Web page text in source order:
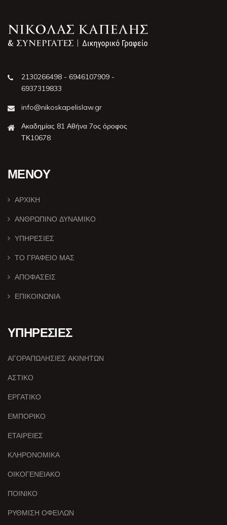
2130266498 - 6946107909 -
6937319833
info@nikoskapelislaw.gr
Ακαδημίας 81 Αθήνα 7ος όροφος
ΤΚ10678
ΜΕΝΟΥ
ΑΡΧΙΚΗ
ΑΝΘΡΩΠΙΝΟ ΔΥΝΑΜΙΚΟ
ΥΠΗΡΕΣΙΕΣ
ΤΟ ΓΡΑΦΕΙΟ ΜΑΣ
ΑΠΟΦΑΣΕΙΣ
ΕΠΙΚΟΙΝΩΝΙΑ
ΥΠΗΡΕΣΙΕΣ
ΑΓΟΡΑΠΩΛΗΣΙΕΣ ΑΚΙΝΗΤΩΝ
ΑΣΤΙΚΟ
ΕΡΓΑΤΙΚΟ
ΕΜΠΟΡΙΚΟ
ΕΤΑΙΡΕΙΕΣ
ΚΛΗΡΟΝΟΜΙΚΑ
ΟΙΚΟΓΕΝΕΙΑΚΟ
ΠΟΙΝΙΚΟ
ΡΥΘΜΙΣΗ ΟΦΕΙΛΩΝ